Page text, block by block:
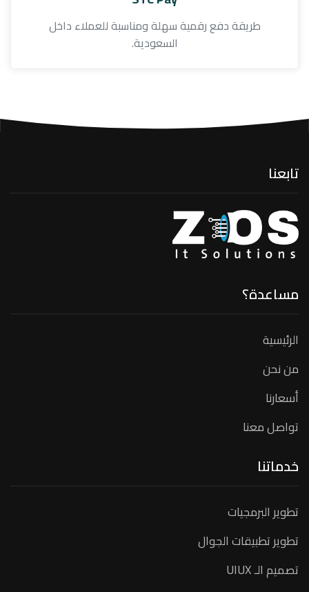
طريقة دفع رقمية سهلة ومناسبة للعملاء داخل
السعودية.
تابعنا
مساعدة؟
الرئيسية
من نحن
أسعارنا
تواصل معنا
خدماتنا
تطوير البرمجيات
تطوير تطبيقات الجوال
تصميم الـ UIUX